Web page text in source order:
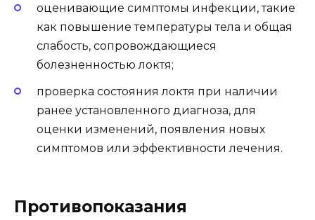
оценивающие симптомы инфекции, такие
как повышение температуры тела и общая
слабость, сопровождающиеся
болезненностью локтя;
проверка состояния локтя при наличии
ранее установленного диагноза, для
оценки изменений, появления новых
симптомов или эффективности лечения.
Противопоказания